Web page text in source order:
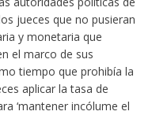
jueces que no pusieran
y monetaria que
el marco de sus
tiempo que prohibía la
aplicar la tasa de
‘mantener incólume el